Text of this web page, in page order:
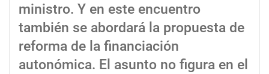
ministro. Y en este encuentro
también se abordará la propuesta de
reforma de la financiación
autonómica. El asunto no figura en el